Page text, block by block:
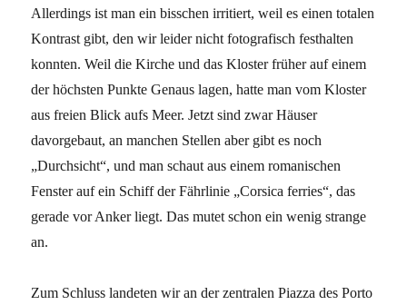
Allerdings ist man ein bisschen irritiert, weil es einen totalen
Kontrast gibt, den wir leider nicht fotografisch festhalten
konnten. Weil die Kirche und das Kloster früher auf einem
der höchsten Punkte Genaus lagen, hatte man vom Kloster
aus freien Blick aufs Meer. Jetzt sind zwar Häuser
davorgebaut, an manchen Stellen aber gibt es noch
„Durchsicht“, und man schaut aus einem romanischen
Fenster auf ein Schiff der Fährlinie „Corsica ferries“, das
gerade vor Anker liegt. Das mutet schon ein wenig strange
an.
Zum Schluss landeten wir an der zentralen Piazza des Porto